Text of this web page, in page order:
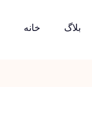
خانه بلاگ